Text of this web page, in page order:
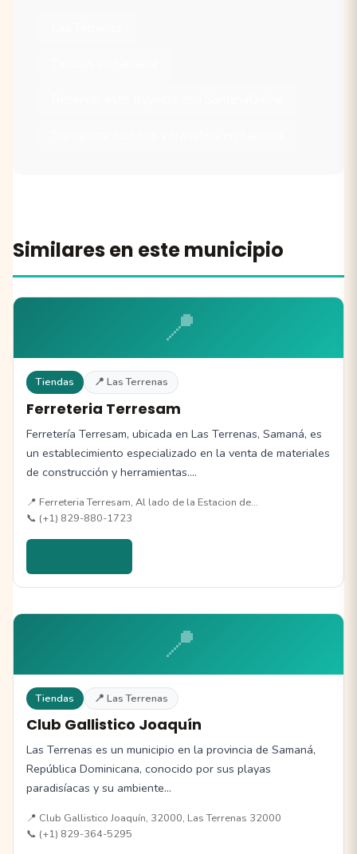
Similares en este municipio
📍
Tiendas 📍 Las Terrenas
Ferreteria Terresam
Ferretería Terresam, ubicada en Las Terrenas, Samaná, es
un establecimiento especializado en la venta de materiales
de construcción y herramientas.…
📍 Ferreteria Terresam, Al lado de la Estacion de…
📞 (+1) 829-880-1723
📍
Tiendas 📍 Las Terrenas
Club Gallistico Joaquín
Las Terrenas es un municipio en la provincia de Samaná,
República Dominicana, conocido por sus playas
paradisíacas y su ambiente…
📍 Club Gallistico Joaquín, 32000, Las Terrenas 32000
📞 (+1) 829-364-5295